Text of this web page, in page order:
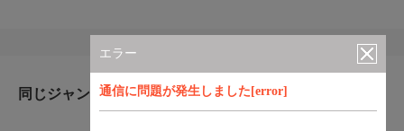
エラー
通信に問題が発生しました[error]
同じジャンルのおすすめ番組